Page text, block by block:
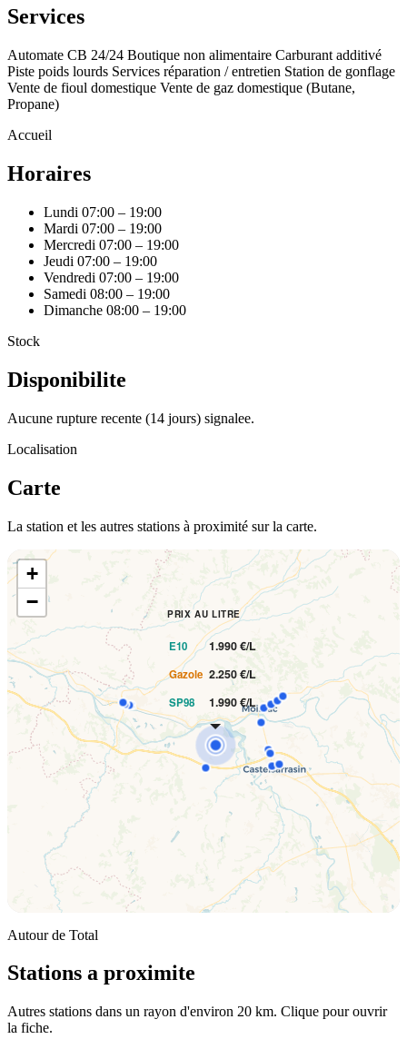
Services
Automate CB 24/24 Boutique non alimentaire Carburant additivé
Piste poids lourds Services réparation / entretien Station de gonflage
Vente de fioul domestique Vente de gaz domestique (Butane,
Propane)
Accueil
Horaires
Lundi 07:00 – 19:00
Mardi 07:00 – 19:00
Mercredi 07:00 – 19:00
Jeudi 07:00 – 19:00
Vendredi 07:00 – 19:00
Samedi 08:00 – 19:00
Dimanche 08:00 – 19:00
Stock
Disponibilite
Aucune rupture recente (14 jours) signalee.
Localisation
Carte
La station et les autres stations à proximité sur la carte.
PRIX AU LITRE
E10 1.990 €/L
Gazole 2.250 €/L
SP98 1.990 €/L
+
−
Autour de Total
Stations a proximite
Autres stations dans un rayon d'environ 20 km. Clique pour ouvrir
la fiche.